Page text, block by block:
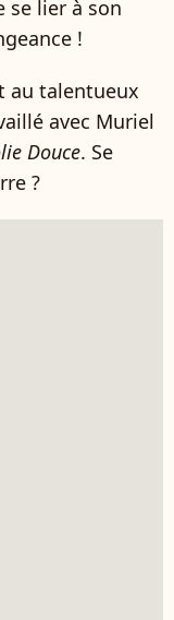
se lier à son
!
au talentueux
avec Muriel
Douce. Se
?